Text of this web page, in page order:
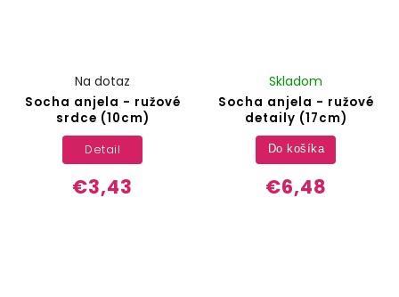
Socha anjela - ružové
srdce (10cm)
Na dotaz
€3,43
Detail
Socha anjela - ružové
detaily (17cm)
Skladom
€6,48
Do košíka